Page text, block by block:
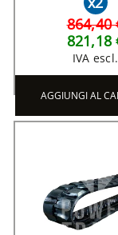
864,40
821,18
IVA escl.
AGGIUNGI AL